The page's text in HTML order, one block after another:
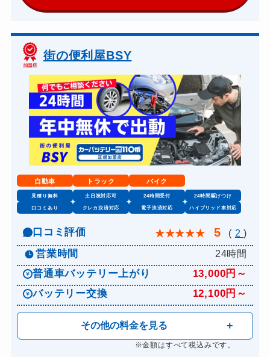
街の便利屋BSY
自動車 トラック バイク
見積り無料 土日祝対応可 24時間受付 24時間駆けつけ
口コミあり クレカ決済対応 電子決済対応 ハイブリッド車対応
口コミ評価 ★★★★★ 5 ( 2)
営業時間 24時間
普通車バッテリー上がり
13,000円～
バッテリー交換
12,100円～
その他の料金を見る
※金額はすべて税込みです。